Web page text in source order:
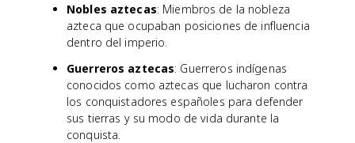
Nobles aztecas: Miembros de la nobleza
azteca que ocupaban posiciones de influencia
dentro del imperio.
Guerreros aztecas: Guerreros indígenas
conocidos como aztecas que lucharon contra
los conquistadores españoles para defender
sus tierras y su modo de vida durante la
conquista.